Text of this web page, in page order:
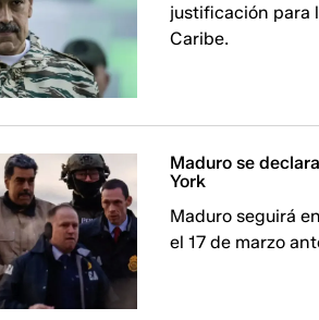
justificación para
Caribe.
Maduro se
York
Maduro seguirá
el 17 de marzo